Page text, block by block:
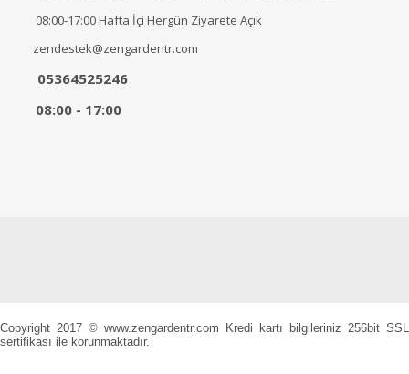
08:00-17:00 Hafta İçi Hergün Ziyarete Açık
zendestek@zengardentr.com
05364525246
08:00 - 17:00
Copyright 2017 © www.zengardentr.com Kredi kartı bilgileriniz 256bit SSL
sertifikası ile korunmaktadır.